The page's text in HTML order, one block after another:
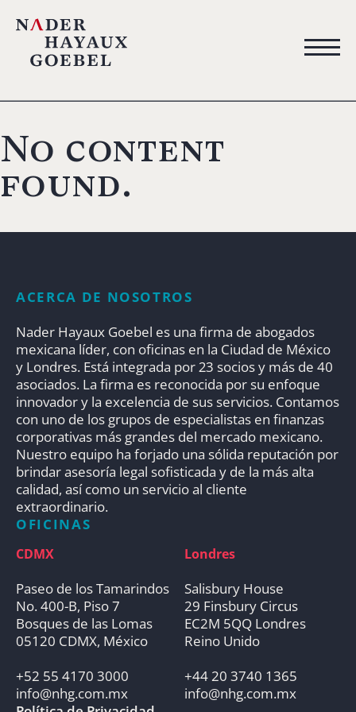
No content
found.
ACERCA DE NOSOTROS
Nader Hayaux Goebel es una firma de abogados
mexicana líder, con oficinas en la Ciudad de México
y Londres. Está integrada por 23 socios y más de 40
asociados. La firma es reconocida por su enfoque
innovador y la excelencia de sus servicios. Contamos
con uno de los grupos de especialistas en finanzas
corporativas más grandes del mercado mexicano.
Nuestro equipo ha forjado una sólida reputación por
brindar asesoría legal sofisticada y de la más alta
calidad, así como un servicio al cliente
extraordinario.
OFICINAS
CDMX
Paseo de los Tamarindos
No. 400-B, Piso 7
Bosques de las Lomas
05120 CDMX, México
+52 55 4170 3000
info@nhg.com.mx
Londres
Salisbury House
29 Finsbury Circus
EC2M 5QQ Londres
Reino Unido
+44 20 3740 1365
info@nhg.com.mx